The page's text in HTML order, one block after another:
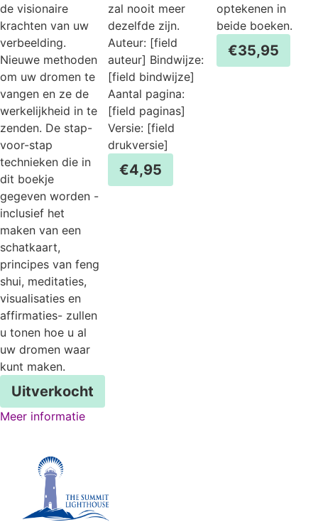
de visionaire
krachten van uw
verbeelding.
Nieuwe methoden
om uw dromen te
vangen en ze de
werkelijkheid in te
zenden. De stap-
voor-stap
technieken die in
dit boekje
gegeven worden -
inclusief het
maken van een
schatkaart,
principes van feng
shui, meditaties,
visualisaties en
affirmaties- zullen
u tonen hoe u al
uw dromen waar
kunt maken.
Uitverkocht
Meer informatie
zal nooit meer
dezelfde zijn.
Auteur: [field
auteur] Bindwijze:
[field bindwijze]
Aantal pagina:
[field paginas]
Versie: [field
drukversie]
€4,95
optekenen in
beide boeken.
€35,95